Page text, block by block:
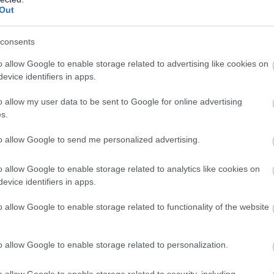
allow Google to enable storage related to advertising like cookies on
identifiers in apps.
allow my user data to be sent to Google for online advertising
allow Google to send me personalized advertising.
allow Google to enable storage related to analytics like cookies on
identifiers in apps.
allow Google to enable storage related to functionality of the website
allow Google to enable storage related to personalization.
Φρουρός του Κρεμλίνου στέκεται
σε «τείχος» από χιόνι
19.02.2026 | 21:33